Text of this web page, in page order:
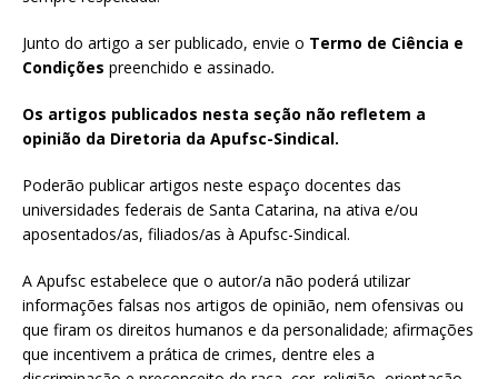
Junto do artigo a ser publicado, envie o Termo de Ciência e
Condições preenchido e assinado.
Os artigos publicados nesta seção não refletem a
opinião da Diretoria da Apufsc-Sindical.
Poderão publicar artigos neste espaço docentes das
universidades federais de Santa Catarina, na ativa e/ou
aposentados/as, filiados/as à Apufsc-Sindical.
A Apufsc estabelece que o autor/a não poderá utilizar
informações falsas nos artigos de opinião, nem ofensivas ou
que firam os direitos humanos e da personalidade; afirmações
que incentivem a prática de crimes, dentre eles a